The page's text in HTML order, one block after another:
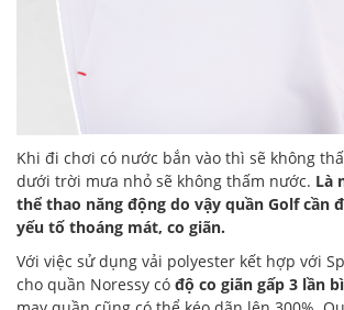
Khi đi chơi có nước bắn vào thì sẽ không
dưới trời mưa nhỏ sẽ không thấm nước. Là
thể thao năng động do vậy quần Golf cần
yếu tố thoáng mát, co giãn.
Với việc sử dụng vải polyester kết hợp với
cho quần Noressy có độ co giãn gấp 3 lần